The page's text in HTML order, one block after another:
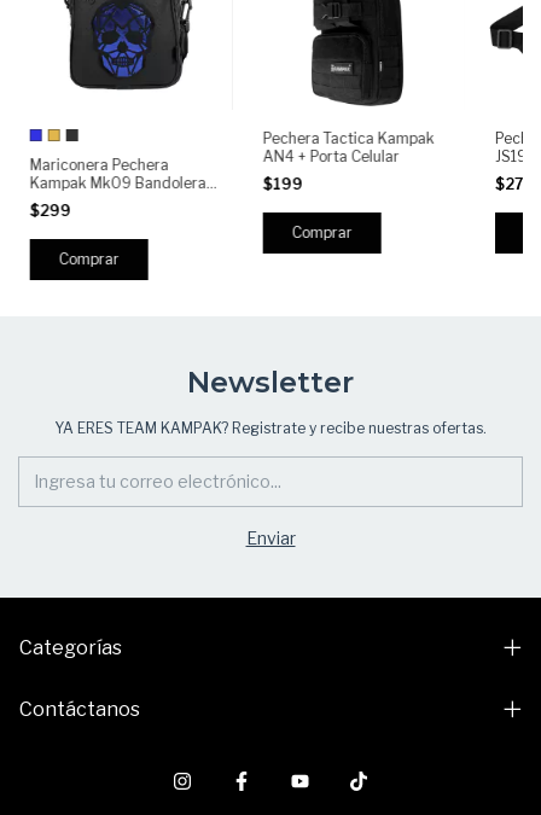
Mariconera Pechera
Kampak Mk09 Bandolera
Cruzada Calavera
$299
Comprar
Pechera Tactica Kampak
AN4 + Porta Celular
$199
JS19
$279
Newsletter
YA ERES TEAM KAMPAK? Registrate y recibe nuestras ofertas.
Categorías
Contáctanos